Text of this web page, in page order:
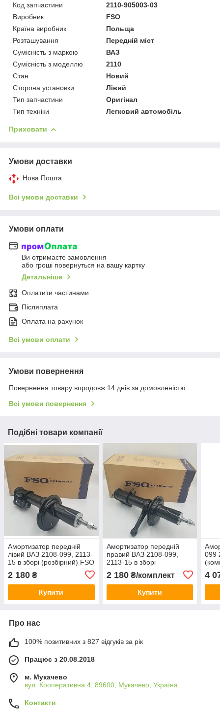
Код запчастини
2110-905003-03
Виробник
FSO
Країна виробник
Польща
Розташування
Передній міст
Сумісність з маркою
ВАЗ
Сумісність з моделлю
2110
Стан
Новий
Сторона установки
Лівий
Тип запчастини
Оригінал
Тип техніки
Легковий автомобіль
Приховати
Умови доставки
Нова Пошта
Всі умови доставки
Умови оплати
Ви отримаєте замовлення
або гроші повернуться на вашу картку
Детальніше
Оплатити частинами
Післяплата
Оплата на рахунок
Всі умови оплати
Умови повернення
Повернення товару впродовж 14 днів за домовленістю
Всі умови повернення
Подібні товари компанії
Амортизатор передній
лівий ВАЗ 2108-099, 2113-
15 в зборі (розбірний) FSO
2 180 ₴
Купити
Амортизатор передній
правий ВАЗ 2108-099,
2113-15 в зборі
(розбірний) FSO Польща
2 180₴/комплект
Купити
099
4
Про нас
100% позитивних з 827 відгуків за рік
Працює з 20.08.2018
м. Мукачево
вул. Кооперативна 4, 89600, Мукачево, Україна
Контакти